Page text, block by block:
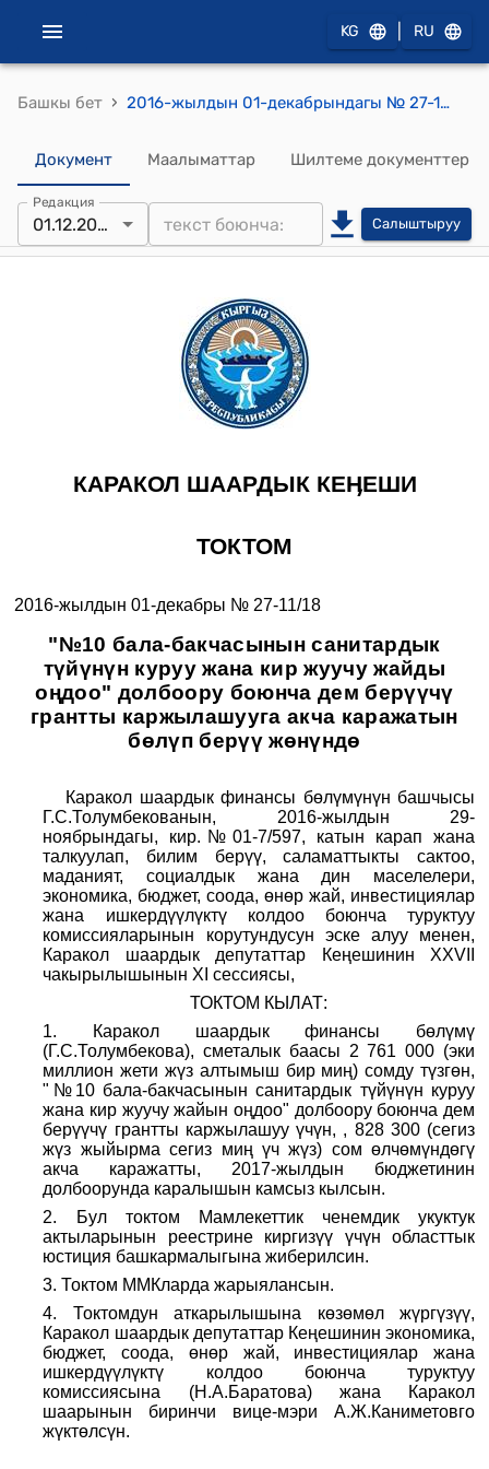
KG RU
Башкы бет › 2016-жылдын 01-декабрындагы № 27-11/18 ""№10 бала-бакчасынын санитардык түйүнүн куруу жана кир жуучу жайды оңдоо" долбоору боюнча дем берүүчү грантты каржылашууга акча каражатын бөлүп берүү жөнүндө" токтому
Документ Маалыматтар Шилтеме документтер
Редакция
01.12.2016 Салыштыруу